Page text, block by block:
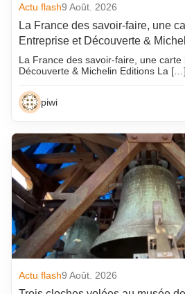
Actu flash9 Août. 2026
La France des savoir-faire, une
Entreprise et Découverte &
La France des savoir-faire, une
Découverte & Michelin Editions La […]
piwi
Actu flash9 Août. 2026